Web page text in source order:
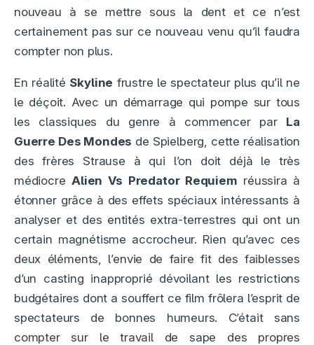
nouveau à se mettre sous la dent et ce n’est
certainement pas sur ce nouveau venu qu’il faudra
compter non plus.
En réalité Skyline frustre le spectateur plus qu’il ne
le déçoit. Avec un démarrage qui pompe sur tous
les classiques du genre à commencer par La
Guerre Des Mondes de Spielberg, cette réalisation
des frères Strause à qui l’on doit déjà le très
médiocreAlien Vs Predator Requiem réussira à
étonner grâce à des effets spéciaux intéressants à
analyser et des entités extra-terrestres qui ont un
certain magnétisme accrocheur. Rien qu’avec ces
deux éléments, l’envie de faire fit des faiblesses
d’un casting inapproprié dévoilant les restrictions
budgétaires dont a souffert ce film frôlera l’esprit de
spectateurs de bonnes humeurs. C’était sans
compter sur le travail de sape des propres